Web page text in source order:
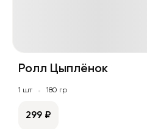
Ролл Цыплёнок
1 шт 180 гр
299 ₽